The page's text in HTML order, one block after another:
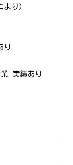
より）
り
実績あり